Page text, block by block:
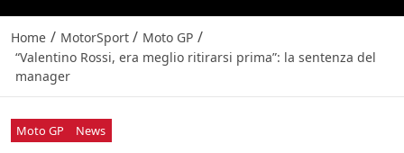
Home / MotorSport / Moto GP /
“Valentino Rossi, era meglio ritirarsi prima”: la sentenza del
manager
Moto GP News